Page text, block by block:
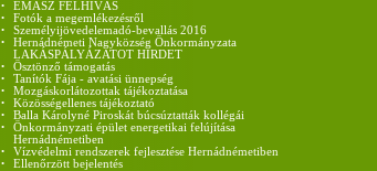
• ÉMÁSZ FELHÍVÁS
• Fotók a megemlékezésről
• Személyijövedelemadó-bevallás 2016
•
Hernádnémeti Nagyközség Önkormányzata
LAKÁSPÁLYÁZATOT HIRDET
• Ösztönző támogatás
• Tanítók Fája - avatási ünnepség
• Mozgáskorlátozottak tájékoztatása
• Közösségellenes tájékoztató
• Balla Károlyné Piroskát búcsúztatták kollégái
•
Önkormányzati épület energetikai felújítása
Hernádnémetiben
• Vízvédelmi rendszerek fejlesztése Hernádnémetiben
• Ellenőrzött bejelentés